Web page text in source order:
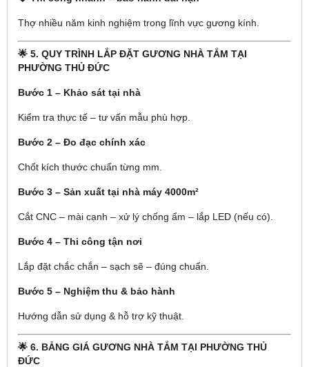
Thợ nhiều năm kinh nghiệm trong lĩnh vực gương kính.
🌟 5. QUY TRÌNH LẮP ĐẶT GƯƠNG NHÀ TẮM TẠI
PHƯỜNG THỦ ĐỨC
Bước 1 – Khảo sát tại nhà
Kiểm tra thực tế – tư vấn mẫu phù hợp.
Bước 2 – Đo đạc chính xác
Chốt kích thước chuẩn từng mm.
Bước 3 – Sản xuất tại nhà máy 4000m²
Cắt CNC – mài cạnh – xử lý chống ẩm – lắp LED (nếu có).
Bước 4 – Thi công tận nơi
Lắp đặt chắc chắn – sạch sẽ – đúng chuẩn.
Bước 5 – Nghiệm thu & bảo hành
Hướng dẫn sử dụng & hỗ trợ kỹ thuật.
🌟 6. BẢNG GIÁ GƯƠNG NHÀ TẮM TẠI PHƯỜNG THỦ
ĐỨC